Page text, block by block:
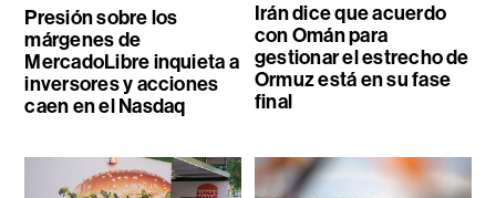
Presión sobre los
márgenes de
MercadoLibre inquieta a
inversores y acciones
caen en el Nasdaq
Irán dice que acuerdo
con Omán para
gestionar el estrecho de
Ormuz está en su fase
final